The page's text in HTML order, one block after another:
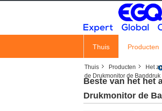
Thuis Producten
Thuis Producten Het
de Drukmonitor de Banddruk
Beste van het het
Drukmonitor de